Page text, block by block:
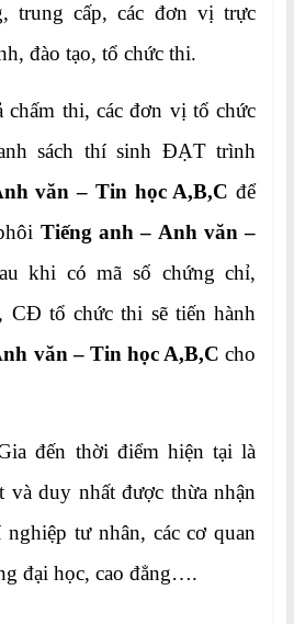
trung cấp, các đơn vị trực
đào tạo, tổ chức thi.
chấm thi, các đơn vị tổ chức
sách thí sinh ĐẠT trình
văn – Tin học A,B,Cđể
Tiếng anh – Anh văn –
khi có mã số chứng chỉ,
CĐ tổ chức thi sẽ tiến hành
văn – Tin học A,B,C cho
đến thời điểm hiện tại là
và duy nhất được thừa nhận
tư nhân, các cơ quan
đại học, cao đẳng….